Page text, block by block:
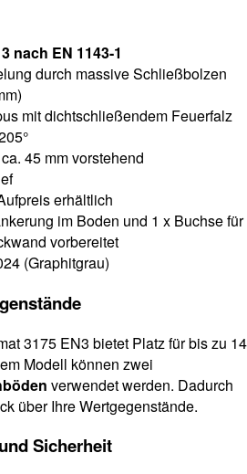
nach EN 1143-1
durch massive Schließbolzen
mit dichtschließendem Feuerfalz
45 mm vorstehend
erhältlich
im Boden und 1 x Buchse für
vorbereitet
(Graphitgrau)
3175 EN3 bietet Platz für bis zu 14
Modell können zwei
verwendet werden. Dadurch
über Ihre Wertgegenstände.
Sicherheit